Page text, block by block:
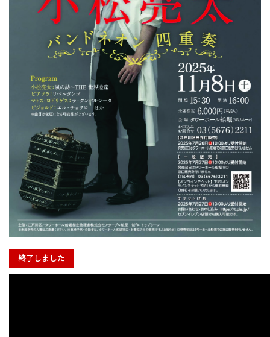
終了しました